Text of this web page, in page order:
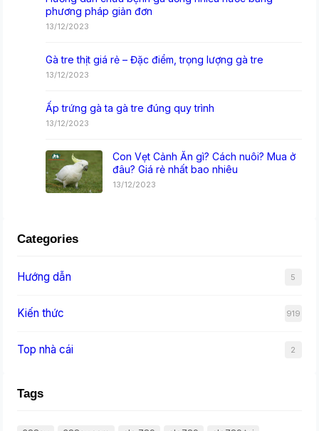
phương pháp giản đơn
13/12/2023
Gà tre thịt giá rẻ – Đặc điểm, trọng lượng gà tre
13/12/2023
Ấp trứng gà ta gà tre đúng quy trình
13/12/2023
Con Vẹt Cảnh Ăn gì? Cách nuôi? Mua ở
đâu? Giá rẻ nhất bao nhiêu
13/12/2023
Categories
Hướng dẫn 5
Kiến thức 919
Top nhà cái 2
Tags